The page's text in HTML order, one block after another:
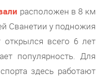
расположен в 8 км
Сванетии у подножия
всего 6 лет
популярность. Для
здесь работают